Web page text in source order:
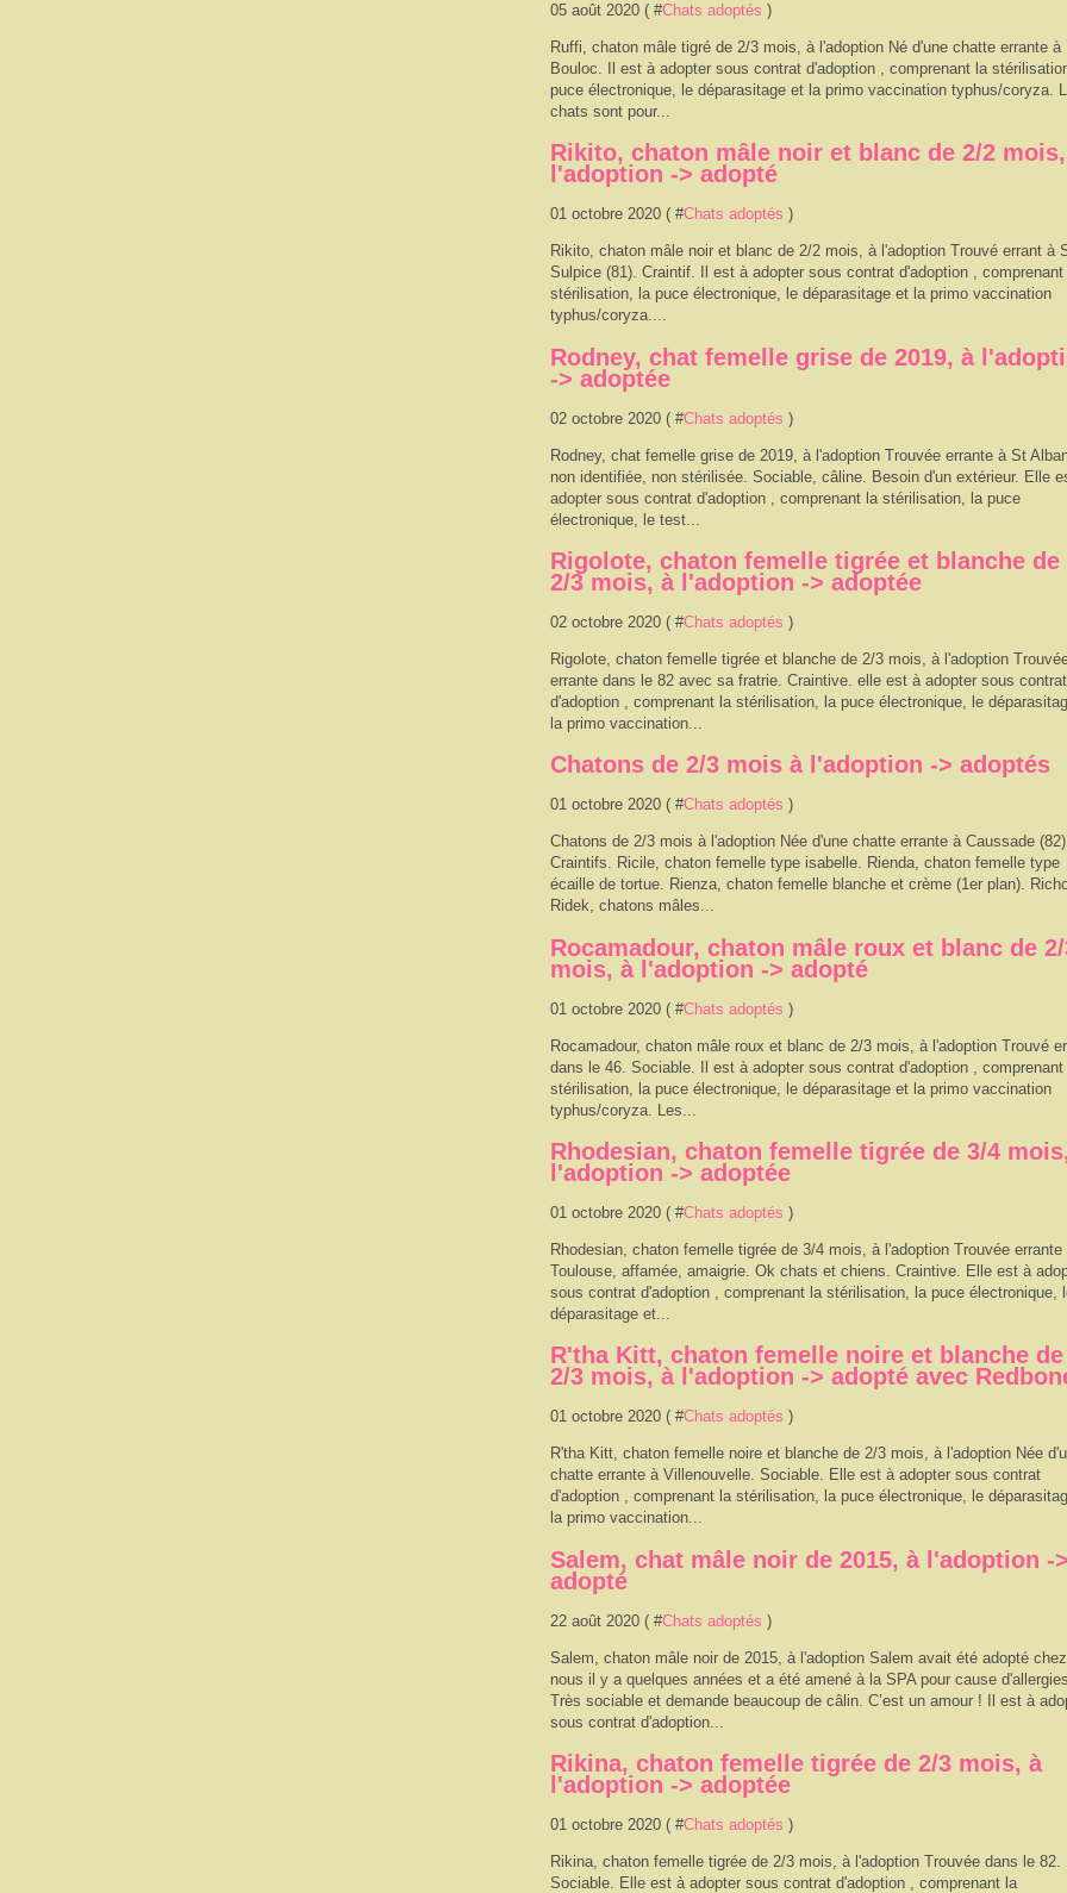
05 août 2020 ( #Chats adoptés )
Ruffi, chaton mâle tigré de 2/3 mois, à l'adoption Né d'une chatte errante à
Bouloc. Il est à adopter sous contrat d'adoption , comprenant la
puce électronique, le déparasitage et la primo vaccination typhus/coryza.
chats sont pour...
Rikito, chaton mâle noir et blanc de 2/2
l'adoption -> adopté
01 octobre 2020 ( #Chats adoptés )
Rikito, chaton mâle noir et blanc de 2/2 mois, à l'adoption Trouvé errant à
Sulpice (81). Craintif. Il est à adopter sous contrat d'adoption , comprenant
stérilisation, la puce électronique, le déparasitage et la primo vaccination
typhus/coryza....
Rodney, chat femelle grise de 2019, à
-> adoptée
02 octobre 2020 ( #Chats adoptés )
Rodney, chat femelle grise de 2019, à l'adoption Trouvée errante à St
non identifiée, non stérilisée. Sociable, câline. Besoin d'un extérieur. Elle
adopter sous contrat d'adoption , comprenant la stérilisation, la puce
électronique, le test...
Rigolote, chaton femelle tigrée et blanche de
2/3 mois, à l'adoption -> adoptée
02 octobre 2020 ( #Chats adoptés )
Rigolote, chaton femelle tigrée et blanche de 2/3 mois, à l'adoption
errante dans le 82 avec sa fratrie. Craintive. elle est à adopter sous contrat
d'adoption , comprenant la stérilisation, la puce électronique, le
la primo vaccination...
Chatons de 2/3 mois à l'adoption -> adoptés
01 octobre 2020 ( #Chats adoptés )
Chatons de 2/3 mois à l'adoption Née d'une chatte errante à Caussade
Craintifs. Ricile, chaton femelle type isabelle. Rienda, chaton femelle type
écaille de tortue. Rienza, chaton femelle blanche et crème (1er plan).
Ridek, chatons mâles...
Rocamadour, chaton mâle roux et blanc de
mois, à l'adoption -> adopté
01 octobre 2020 ( #Chats adoptés )
Rocamadour, chaton mâle roux et blanc de 2/3 mois, à l'adoption Trouvé
dans le 46. Sociable. Il est à adopter sous contrat d'adoption , comprenant
stérilisation, la puce électronique, le déparasitage et la primo vaccination
typhus/coryza. Les...
Rhodesian, chaton femelle tigrée de 3/4
l'adoption -> adoptée
01 octobre 2020 ( #Chats adoptés )
Rhodesian, chaton femelle tigrée de 3/4 mois, à l'adoption Trouvée errante
Toulouse, affamée, amaigrie. Ok chats et chiens. Craintive. Elle est à
sous contrat d'adoption , comprenant la stérilisation, la puce électronique,
déparasitage et...
R'tha Kitt, chaton femelle noire et blanche de
2/3 mois, à l'adoption -> adopté avec
01 octobre 2020 ( #Chats adoptés )
R'tha Kitt, chaton femelle noire et blanche de 2/3 mois, à l'adoption Née
chatte errante à Villenouvelle. Sociable. Elle est à adopter sous contrat
d'adoption , comprenant la stérilisation, la puce électronique, le
la primo vaccination...
Salem, chat mâle noir de 2015, à l'adoption ->
adopté
22 août 2020 ( #Chats adoptés )
Salem, chaton mâle noir de 2015, à l'adoption Salem avait été adopté chez
nous il y a quelques années et a été amené à la SPA pour cause
Très sociable et demande beaucoup de câlin. C’est un amour ! Il est à
sous contrat d'adoption...
Rikina, chaton femelle tigrée de 2/3 mois, à
l'adoption -> adoptée
01 octobre 2020 ( #Chats adoptés )
Rikina, chaton femelle tigrée de 2/3 mois, à l'adoption Trouvée dans le 82.
Sociable. Elle est à adopter sous contrat d'adoption , comprenant la